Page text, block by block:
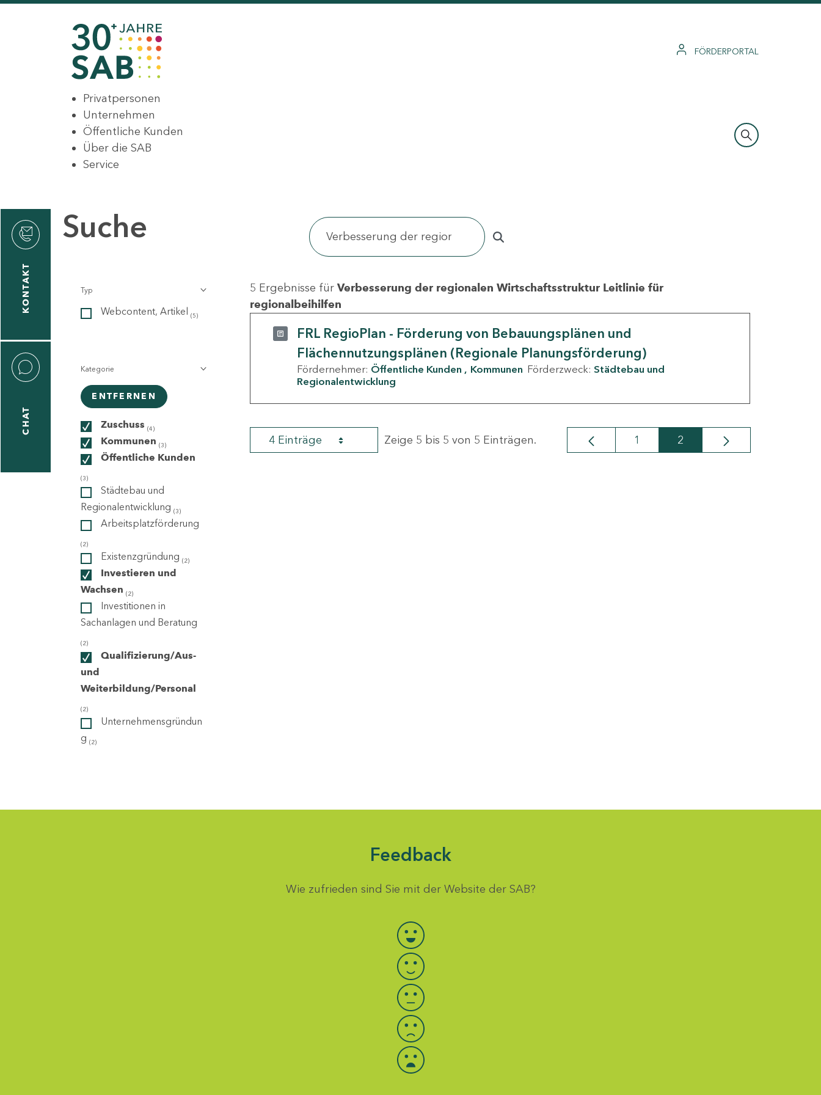
FÖRDERPORTAL
Privatpersonen
Unternehmen
Öffentliche Kunden
Über die SAB
Service
KONTAKT
CHAT
Suche
Typ
Webcontent, Artikel (5)
Kategorie
ENTFERNEN
Zuschuss (4)
Kommunen (3)
Öffentliche Kunden
(3)
Städtebau und
Regionalentwicklung (3)
Arbeitsplatzförderung
(2)
Existenzgründung (2)
Investieren und
Wachsen (2)
Investitionen in
Sachanlagen und Beratung
(2)
Qualifizierung/Aus-
und
Weiterbildung/Personal
(2)
Unternehmensgründun
g (2)
5 Ergebnisse für Verbesserung der regionalen Wirtschaftsstruktur Leitlinie für
regionalbeihilfen
FRL RegioPlan - Förderung von Bebauungsplänen und
Flächennutzungsplänen (Regionale Planungsförderung)
Fördernehmer: Öffentliche Kunden Kommunen Förderzweck: Städtebau und
Regionalentwicklung
4 Einträge Zeige 5 bis 5 von 5 Einträgen. Seite
1 Seite
2
Feedback
Wie zufrieden sind Sie mit der Website der SAB?
Bewertung auswählen